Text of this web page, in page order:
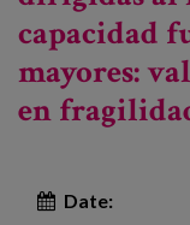
capacidad
mayores:
en
Date: